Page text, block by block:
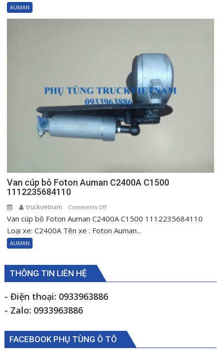
H0610151001A0
AUMAN
Van cúp bô Foton Auman C2400A C1500
1112235684110
truckvietnam Comments Offon
Van
cúp
C1500
1112235684110
Van cúp bô Foton Auman C2400A C1500 1112235684110
Loại xe: C2400A Tên xe : Foton Auman...
AUMAN
THÔNG TIN LIÊN HỆ
- Điện thoại: 0933963886
- Zalo: 0933963886
FACEBOOK PHỤ TÙNG Ô TÔ